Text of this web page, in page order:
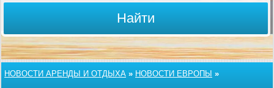
Найти
НОВОСТИ АРЕНДЫ И ОТДЫХА » НОВОСТИ ЕВРОПЫ »